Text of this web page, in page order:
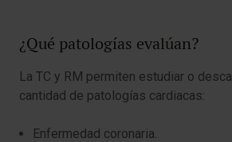
¿Qué patologías evalúan?
La TC y RM permiten estudiar o
cantidad de patologías cardiacas:
Enfermedad coronaria.